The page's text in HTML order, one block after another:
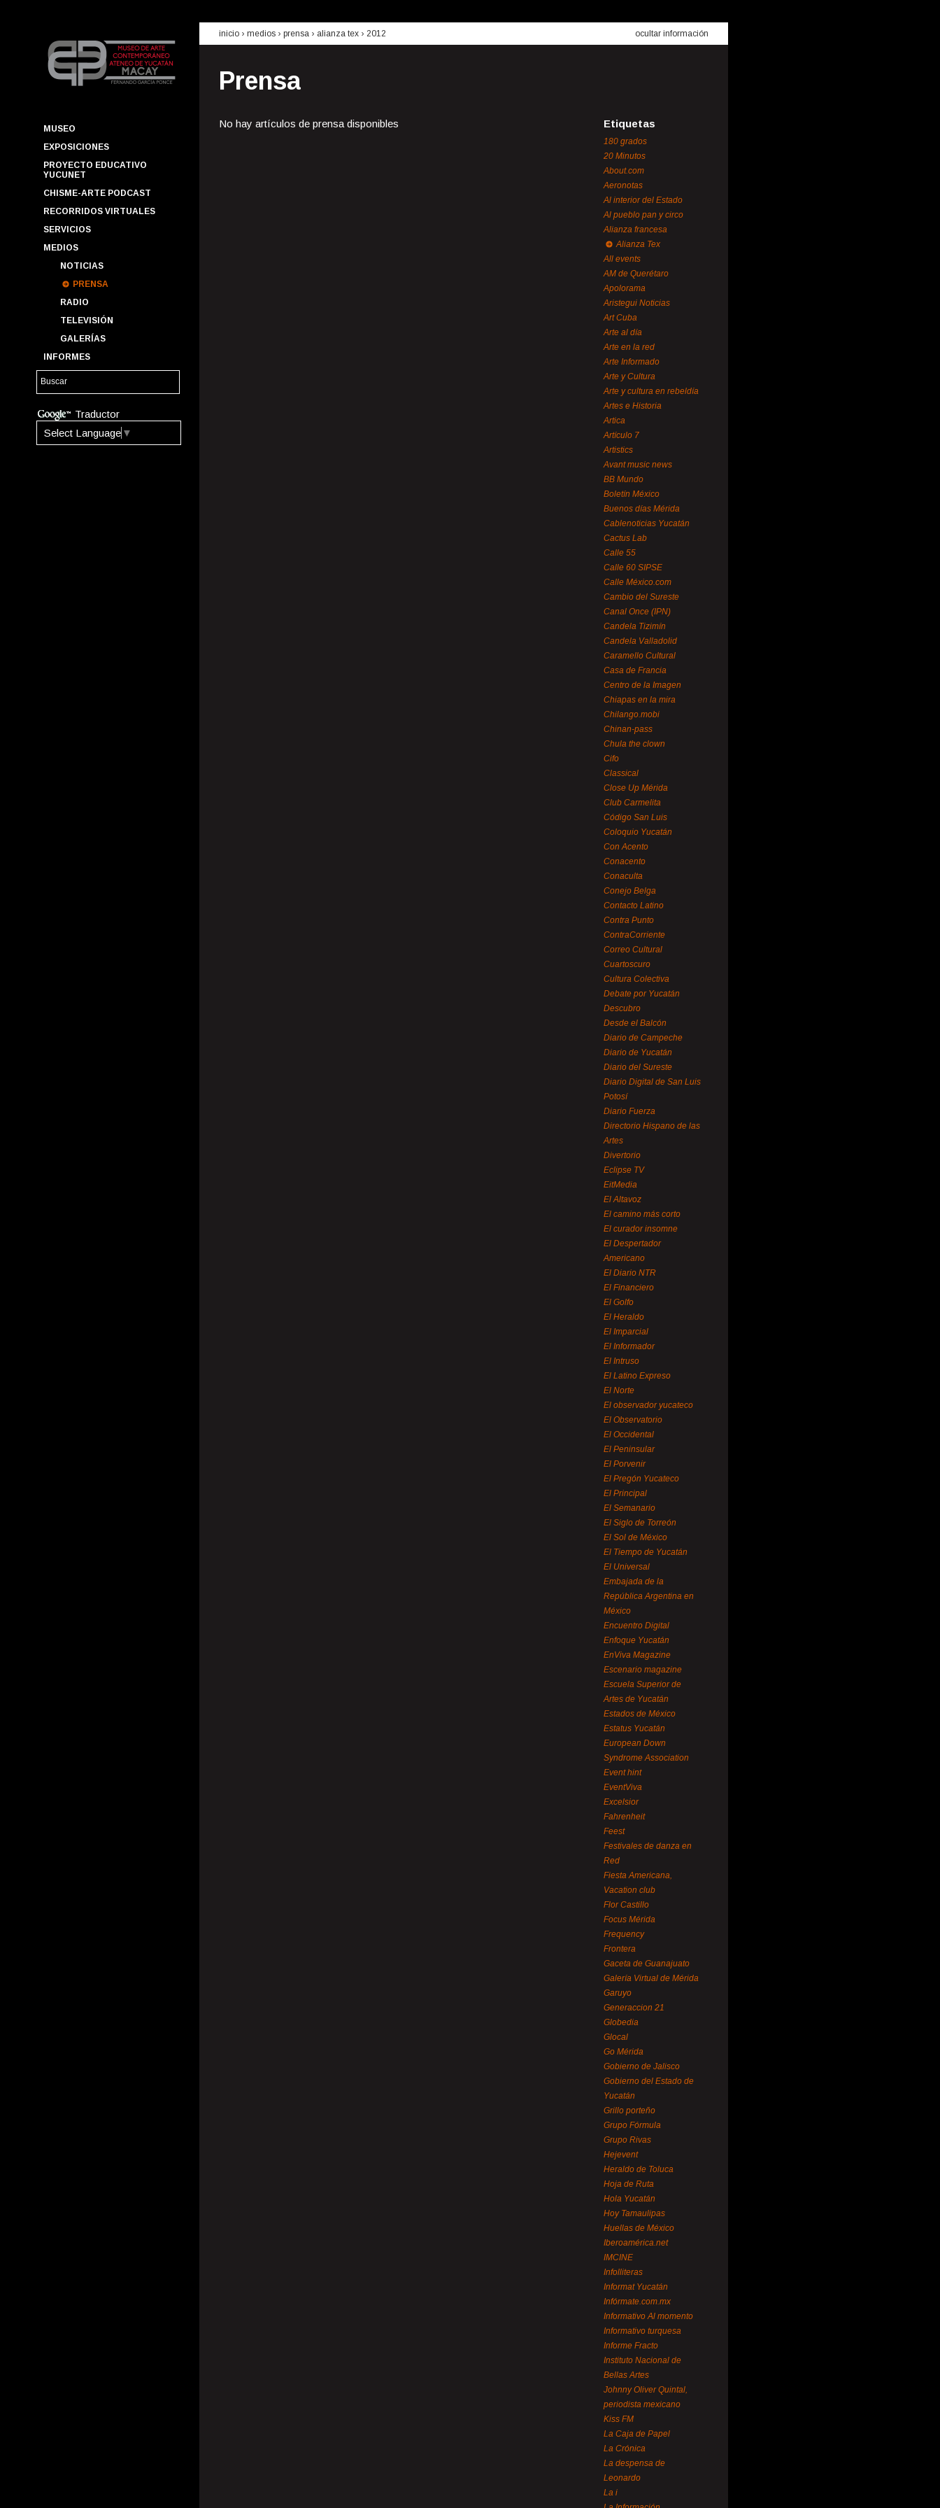
MUSEO
EXPOSICIONES
PROYECTO EDUCATIVO
YUCUNET
CHISME-ARTE PODCAST
RECORRIDOS VIRTUALES
SERVICIOS
MEDIOS
NOTICIAS
PRENSA
RADIO
TELEVISIÓN
GALERÍAS
INFORMES
Traductor
Select Language ▼
inicio › medios › prensa › alianza tex › 2012 ocultar información
Prensa
No hay artículos de prensa disponibles Etiquetas
180 grados
20 Minutos
About.com
Aeronotas
Al interior del Estado
Al pueblo pan y circo
Alianza francesa
Alianza Tex
All events
AM de Querétaro
Apolorama
Aristegui Noticias
Art Cuba
Arte al día
Arte en la red
Arte Informado
Arte y Cultura
Arte y cultura en rebeldía
Artes e Historia
Artica
Artículo 7
Artistics
Avant music news
BB Mundo
Boletín México
Buenos días Mérida
Cablenoticias Yucatán
Cactus Lab
Calle 55
Calle 60 SIPSE
Calle México.com
Cambio del Sureste
Canal Once (IPN)
Candela Tizimín
Candela Valladolid
Caramello Cultural
Casa de Francia
Centro de la Imagen
Chiapas en la mira
Chilango.mobi
Chinan-pass
Chula the clown
Cifo
Classical
Close Up Mérida
Club Carmelita
Código San Luis
Coloquio Yucatán
Con Acento
Conacento
Conaculta
Conejo Belga
Contacto Latino
Contra Punto
ContraCorriente
Correo Cultural
Cuartoscuro
Cultura Colectiva
Debate por Yucatán
Descubro
Desde el Balcón
Diario de Campeche
Diario de Yucatán
Diario del Sureste
Diario Digital de San Luis
Potosí
Diario Fuerza
Directorio Hispano de las
Artes
Divertorio
Eclipse TV
EitMedia
El Altavoz
El camino más corto
El curador insomne
El Despertador
Americano
El Diario NTR
El Financiero
El Golfo
El Heraldo
El Imparcial
El Informador
El Intruso
El Latino Expreso
El Norte
El observador yucateco
El Observatorio
El Occidental
El Peninsular
El Porvenir
El Pregón Yucateco
El Principal
El Semanario
El Siglo de Torreón
El Sol de México
El Tiempo de Yucatán
El Universal
Embajada de la
República Argentina en
México
Encuentro Digital
Enfoque Yucatán
EnViva Magazine
Escenario magazine
Escuela Superior de
Artes de Yucatán
Estados de México
Estatus Yucatán
European Down
Syndrome Association
Event hint
EventViva
Excelsior
Fahrenheit
Feest
Festivales de danza en
Red
Fiesta Americana,
Vacation club
Flor Castillo
Focus Mérida
Frequency
Frontera
Gaceta de Guanajuato
Galería Virtual de Mérida
Garuyo
Generaccion 21
Globedia
Glocal
Go Mérida
Gobierno de Jalisco
Gobierno del Estado de
Yucatán
Grillo porteño
Grupo Fórmula
Grupo Rivas
Hejevent
Heraldo de Toluca
Hoja de Ruta
Hola Yucatán
Hoy Tamaulipas
Huellas de México
Iberoamérica.net
IMCINE
Infolliteras
Informat Yucatán
Infórmate.com.mx
Informativo Al momento
Informativo turquesa
Informe Fracto
Instituto Nacional de
Bellas Artes
Johnny Oliver Quintal,
periodista mexicano
Kiss FM
La Caja de Papel
La Crónica
La despensa de
Leonardo
La i